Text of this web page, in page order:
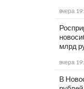
вчера
млрд
вчера
В